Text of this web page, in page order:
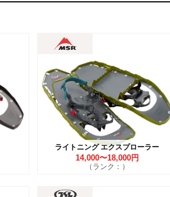
ライトニング エクスプローラー
14,000〜18,000円
（ランク：）